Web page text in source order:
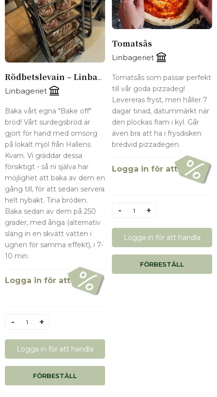
Rödbetslevain – Linbageriets Bake Off
Linbageriet
Baka vårt egna "Bake off"
bröd! Vårt surdegsbröd är
gjort för hand med omsorg
på lokalt mjöl från Hallens
Kvarn. Vi gräddar dessa
försiktigt - så ni själva har
möjlighet att baka av dem en
gång till, för att sedan servera
helt nybakt. Tina bröden.
Baka sedan av dem på 250
grader, med ånga (alternativ
släng in en skvätt vatten i
ugnen för samma effekt), i 7-
10 min.
Logga in för att se pris
Antal
Logga in för att handla
FÖRBESTÄLL
Tomatsås
Linbageriet
Tomatsås som passar perfekt
till vår goda pizzadeg!
Levereras fryst, men håller 7
dagar tinad, datummärkt när
den plockas fram i kyl. Går
även bra att ha i frysdisken
bredvid pizzadegen.
Logga in för att se pris
Antal
Logga in för att handla
FÖRBESTÄLL